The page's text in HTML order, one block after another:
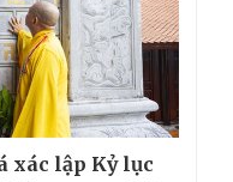
xác lập Kỷ lục